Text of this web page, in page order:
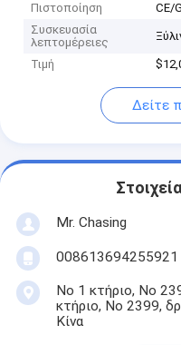
Πιστοποίηση
CE/
Συσκευασία
λεπτομέρειες
Τιμή
Δείτε
Mr. Chasing
008613694255921
Νο 1 κτήριο, Νο
κτήριο, Νο 2399,
Κίνα